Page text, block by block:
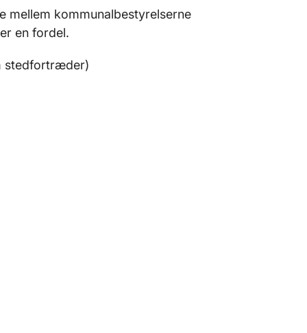
mellem kommunalbestyrelserne
en fordel.
stedfortræder)